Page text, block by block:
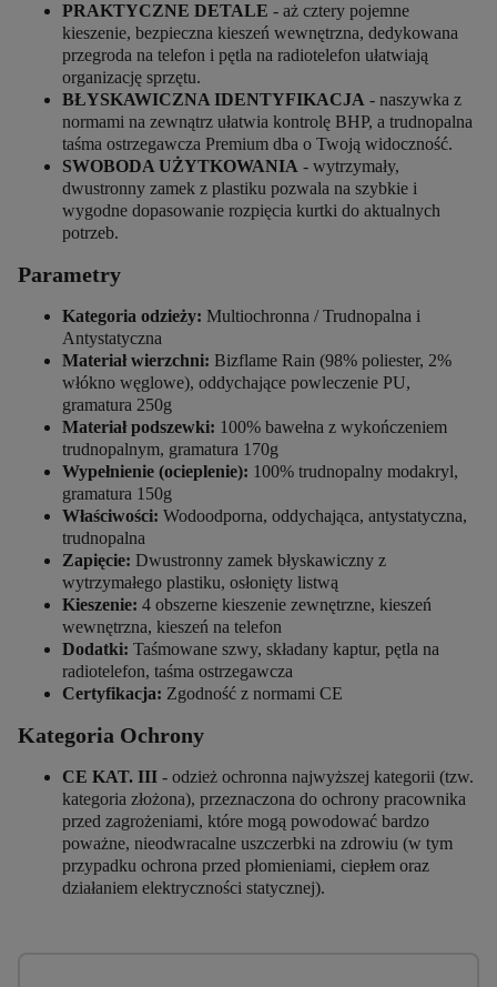
PRAKTYCZNE DETALE - aż cztery pojemne
kieszenie, bezpieczna kieszeń wewnętrzna, dedykowana
przegroda na telefon i pętla na radiotelefon ułatwiają
organizację sprzętu.
BŁYSKAWICZNA IDENTYFIKACJA - naszywka z
normami na zewnątrz ułatwia kontrolę BHP, a trudnopalna
taśma ostrzegawcza Premium dba o Twoją widoczność.
SWOBODA UŻYTKOWANIA - wytrzymały,
dwustronny zamek z plastiku pozwala na szybkie i
wygodne dopasowanie rozpięcia kurtki do aktualnych
potrzeb.
Parametry
Kategoria odzieży: Multiochronna / Trudnopalna i
Antystatyczna
Materiał wierzchni: Bizflame Rain (98% poliester, 2%
włókno węglowe), oddychające powleczenie PU,
gramatura 250g
Materiał podszewki: 100% bawełna z wykończeniem
trudnopalnym, gramatura 170g
Wypełnienie (ocieplenie): 100% trudnopalny modakryl,
gramatura 150g
Właściwości: Wodoodporna, oddychająca, antystatyczna,
trudnopalna
Zapięcie: Dwustronny zamek błyskawiczny z
wytrzymałego plastiku, osłonięty listwą
Kieszenie: 4 obszerne kieszenie zewnętrzne, kieszeń
wewnętrzna, kieszeń na telefon
Dodatki: Taśmowane szwy, składany kaptur, pętla na
radiotelefon, taśma ostrzegawcza
Certyfikacja: Zgodność z normami CE
Kategoria Ochrony
CE KAT. III - odzież ochronna najwyższej kategorii (tzw.
kategoria złożona), przeznaczona do ochrony pracownika
przed zagrożeniami, które mogą powodować bardzo
poważne, nieodwracalne uszczerbki na zdrowiu (w tym
przypadku ochrona przed płomieniami, ciepłem oraz
działaniem elektryczności statycznej).